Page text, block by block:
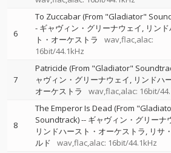
6
To Zuccabar (From "Gladiator"
- ギャヴィン・グリーナウェイ
リン
ト・オーケストラ
wav,flac,alac:
16bit/44.1kHz
7
Patricide (From "Gladiator"
ャヴィン・グリーナウェイ
リンドハ
オーケストラ
wav,flac,alac: 16bit/
8
The Emperor Is Dead (From
Soundtrack)-- ギャヴィン・グリーナ
リンドハースト・オーケストラ
リサ
ルド
wav,flac,alac: 16bit/44.1kHz